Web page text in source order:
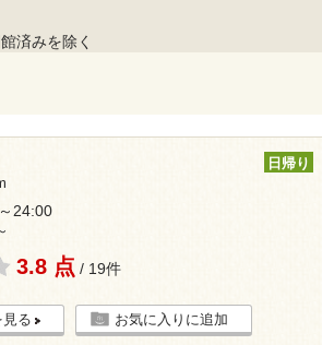
済みを除く
日帰り
24:00
3.8 点 / 19件
る お気に入りに追加